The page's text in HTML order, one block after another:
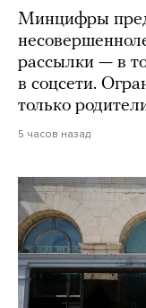
Минцифры
рассылки — в
в соцсети.
только
5 часов назад